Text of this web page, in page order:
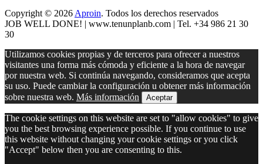
Copyright © 2026 Aproin. Todos los derechos reservados
JOB WELL DONE! | www.tenunplanb.com | Tel. +34 986 21 30
30
Utilizamos cookies propias y de terceros para ofrecer a nuestros
visitantes una forma más cómoda y eficiente a la hora de navegar
por nuestra web. Si continúa navegando, consideramos que acepta
su uso. Puede cambiar la configuración u obtener más información
sobre nuestra web. Más información Aceptar
The cookie settings on this website are set to "allow cookies" to give
you the best browsing experience possible. If you continue to use
this website without changing your cookie settings or you click
"Accept" below then you are consenting to this.